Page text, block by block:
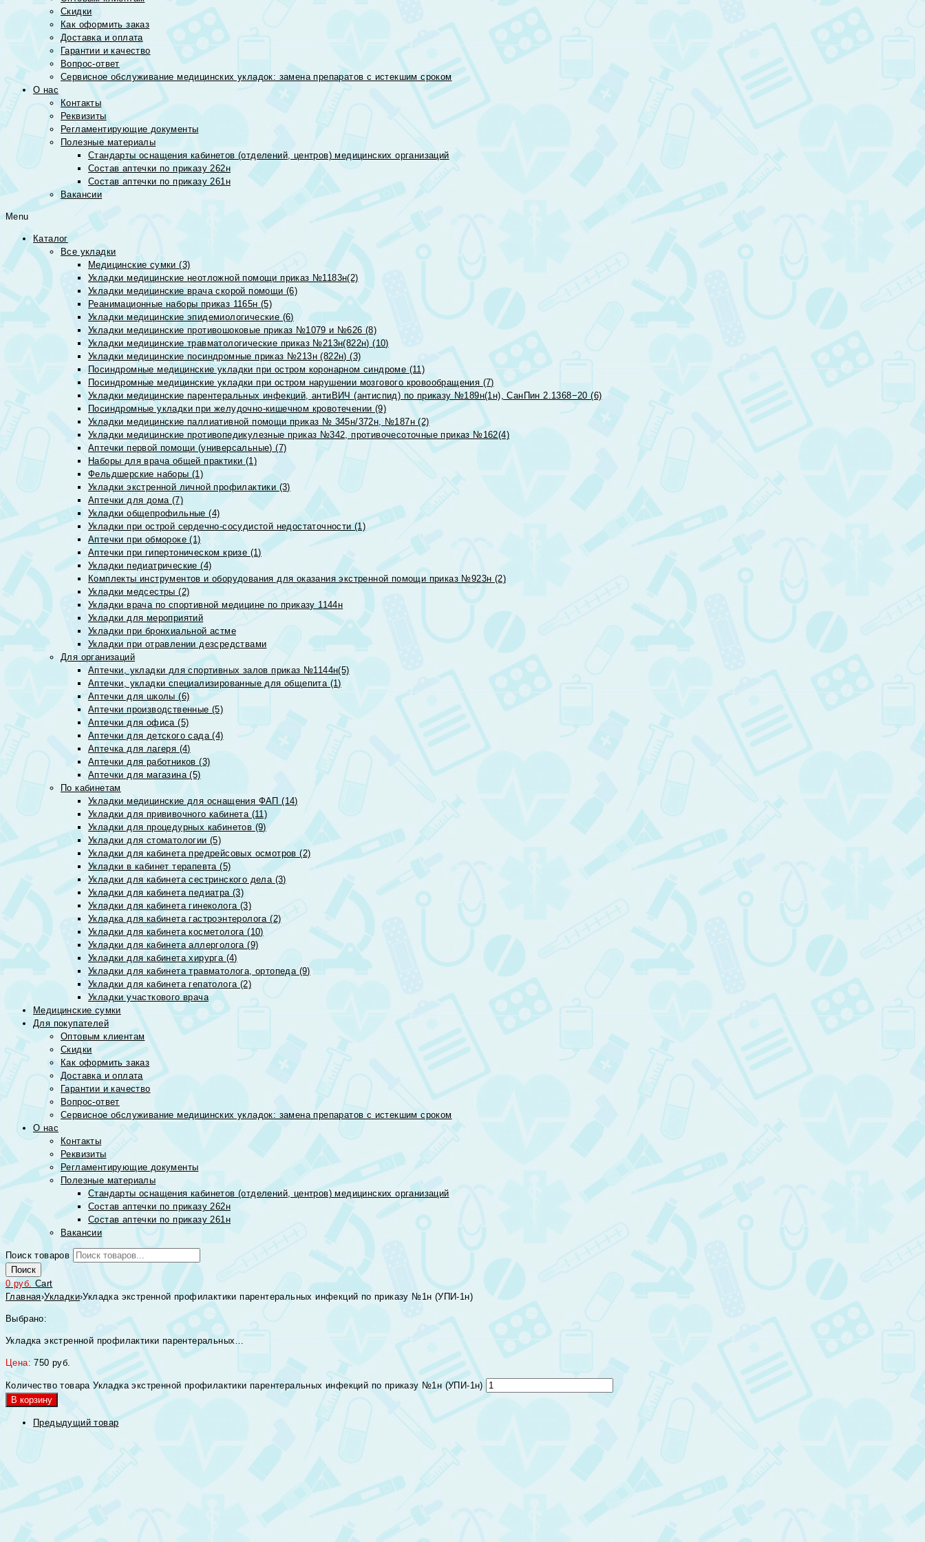
Скидки
Как оформить заказ
Доставка и оплата
Гарантии и качество
Вопрос-ответ
Сервисное обслуживание медицинских укладок: замена препаратов с истекшим сроком
О нас
Контакты
Реквизиты
Регламентирующие документы
Полезные материалы
Стандарты оснащения кабинетов (отделений, центров) медицинских организаций
Состав аптечки по приказу 262н
Состав аптечки по приказу 261н
Вакансии
Menu
Каталог
Все укладки
Медицинские сумки (3)
Укладки медицинские неотложной помощи приказ №1183н(2)
Укладки медицинские врача скорой помощи (6)
Реанимационные наборы приказ 1165н (5)
Укладки медицинские эпидемиологические (6)
Укладки медицинские противошоковые приказ №1079 и №626 (8)
Укладки медицинские травматологические приказ №213н(822н) (10)
Укладки медицинские посиндромные приказ №213н (822н) (3)
Посиндромные медицинские укладки при остром коронарном синдроме (11)
Посиндромные медицинские укладки при остром нарушении мозгового кровообращения (7)
Укладки медицинские парентеральных инфекций, антиВИЧ (антиспид) по приказу №189н(1н), СанПин 2.1368−20 (6)
Посиндромные укладки при желудочно-кишечном кровотечении (9)
Укладки медицинские паллиативной помощи приказ № 345н/372н, №187н (2)
Укладки медицинские противопедикулезные приказ №342, противочесоточные приказ №162(4)
Аптечки первой помощи (универсальные) (7)
Наборы для врача общей практики (1)
Фельдшерские наборы (1)
Укладки экстренной личной профилактики (3)
Аптечки для дома (7)
Укладки общепрофильные (4)
Укладки при острой сердечно-сосудистой недостаточности (1)
Аптечки при обмороке (1)
Аптечки при гипертоническом кризе (1)
Укладки педиатрические (4)
Комплекты инструментов и оборудования для оказания экстренной помощи приказ №923н (2)
Укладки медсестры (2)
Укладки врача по спортивной медицине по приказу 1144н
Укладки для мероприятий
Укладки при бронхиальной астме
Укладки при отравлении дезсредствами
Для организаций
Аптечки, укладки для спортивных залов приказ №1144н(5)
Аптечки, укладки специализированные для общепита (1)
Аптечки для школы (6)
Аптечки производственные (5)
Аптечки для офиса (5)
Аптечки для детского сада (4)
Аптечка для лагеря (4)
Аптечки для работников (3)
Аптечки для магазина (5)
По кабинетам
Укладки медицинские для оснащения ФАП (14)
Укладки для прививочного кабинета (11)
Укладки для процедурных кабинетов (9)
Укладки для стоматологии (5)
Укладки для кабинета предрейсовых осмотров (2)
Укладки в кабинет терапевта (5)
Укладки для кабинета сестринского дела (3)
Укладки для кабинета педиатра (3)
Укладки для кабинета гинеколога (3)
Укладка для кабинета гастроэнтеролога (2)
Укладки для кабинета косметолога (10)
Укладки для кабинета аллерголога (9)
Укладки для кабинета хирурга (4)
Укладки для кабинета травматолога, ортопеда (9)
Укладки для кабинета гепатолога (2)
Укладки участкового врача
Медицинские сумки
Для покупателей
Оптовым клиентам
Скидки
Как оформить заказ
Доставка и оплата
Гарантии и качество
Вопрос-ответ
Сервисное обслуживание медицинских укладок: замена препаратов с истекшим сроком
О нас
Контакты
Реквизиты
Регламентирующие документы
Полезные материалы
Стандарты оснащения кабинетов (отделений, центров) медицинских организаций
Состав аптечки по приказу 262н
Состав аптечки по приказу 261н
Вакансии
Поиск товаров
Поиск
0руб. Cart
Главная›Укладки›Укладка экстренной профилактики парентеральных инфекций по приказу №1н (УПИ-1н)
Выбрано:
Укладка экстренной профилактики парентеральных…
Цена:750 руб.
Количество товара Укладка экстренной профилактики парентеральных инфекций по приказу №1н (УПИ-1н)
В корзину
Предыдущий товар